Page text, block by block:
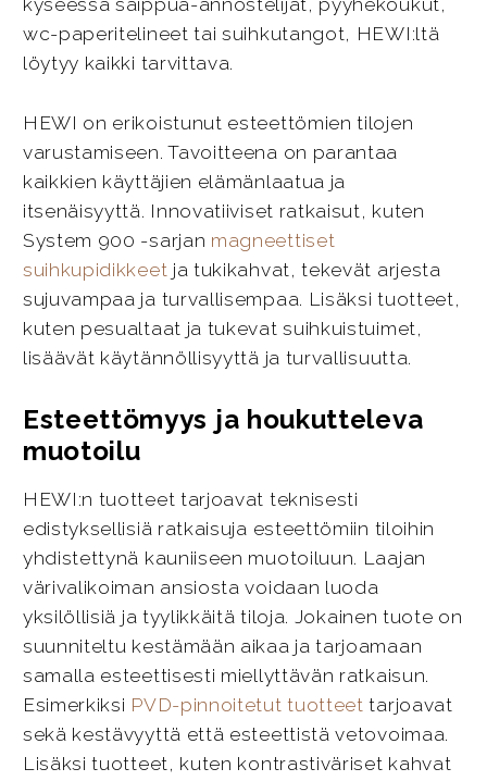
kyseessä saippua-annostelijat, pyyhekoukut,
wc-paperitelineet tai suihkutangot, HEWI:ltä
löytyy kaikki tarvittava.
HEWI on erikoistunut esteettömien tilojen
varustamiseen. Tavoitteena on parantaa
kaikkien käyttäjien elämänlaatua ja
itsenäisyyttä. Innovatiiviset ratkaisut, kuten
System 900 -sarjan magneettiset
suihkupidikkeet ja tukikahvat, tekevät arjesta
sujuvampaa ja turvallisempaa. Lisäksi tuotteet,
kuten pesualtaat ja tukevat suihkuistuimet,
lisäävät käytännöllisyyttä ja turvallisuutta.
Esteettömyys ja houkutteleva
muotoilu
HEWI:n tuotteet tarjoavat teknisesti
edistyksellisiä ratkaisuja esteettömiin tiloihin
yhdistettynä kauniiseen muotoiluun. Laajan
värivalikoiman ansiosta voidaan luoda
yksilöllisiä ja tyylikkäitä tiloja. Jokainen tuote on
suunniteltu kestämään aikaa ja tarjoamaan
samalla esteettisesti miellyttävän ratkaisun.
Esimerkiksi PVD-pinnoitetut tuotteet tarjoavat
sekä kestävyyttä että esteettistä vetovoimaa.
Lisäksi tuotteet, kuten kontrastiväriset kahvat